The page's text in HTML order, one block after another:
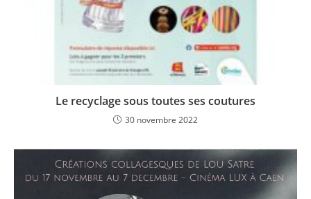
Le recyclage sous toutes ses coutures
30 novembre 2022